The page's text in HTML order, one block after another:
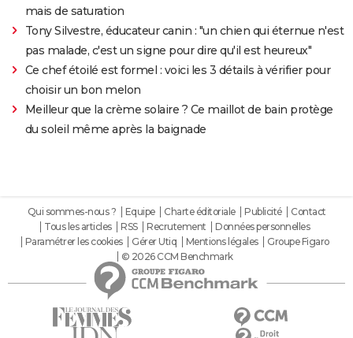
mais de saturation
Tony Silvestre, éducateur canin : "un chien qui éternue n'est
pas malade, c'est un signe pour dire qu'il est heureux"
Ce chef étoilé est formel : voici les 3 détails à vérifier pour
choisir un bon melon
Meilleur que la crème solaire ? Ce maillot de bain protège
du soleil même après la baignade
Qui sommes-nous ? Equipe Charte éditoriale Publicité
Contact
Tous les articles
RSS Recrutement
Données personnelles
Paramétrer les cookies
Gérer Utiq Mentions légales
Groupe Figaro
© 2026 CCM Benchmark